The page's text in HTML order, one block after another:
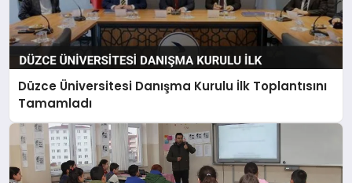
Düzce Üniversitesi Danışma Kurulu İlk Toplantısını
Tamamladı